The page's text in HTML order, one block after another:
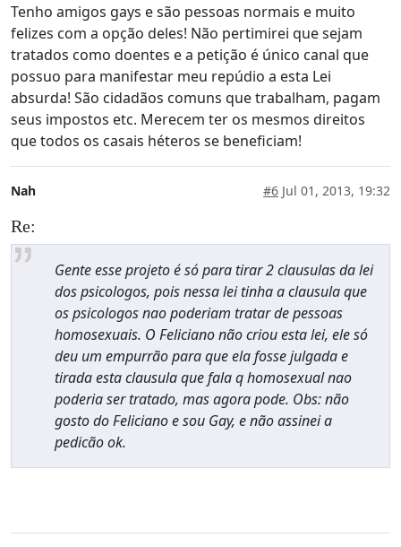
Tenho amigos gays e são pessoas normais e muito
felizes com a opção deles! Não pertimirei que sejam
tratados como doentes e a petição é único canal que
possuo para manifestar meu repúdio a esta Lei
absurda! São cidadãos comuns que trabalham, pagam
seus impostos etc. Merecem ter os mesmos direitos
que todos os casais héteros se beneficiam!
Nah #6 Jul 01, 2013, 19:32
Re:
Gente esse projeto é só para tirar 2 clausulas da lei
dos psicologos, pois nessa lei tinha a clausula que
os psicologos nao poderiam tratar de pessoas
homosexuais. O Feliciano não criou esta lei, ele só
deu um empurrão para que ela fosse julgada e
tirada esta clausula que fala q homosexual nao
poderia ser tratado, mas agora pode. Obs: não
gosto do Feliciano e sou Gay, e não assinei a
pedicão ok.